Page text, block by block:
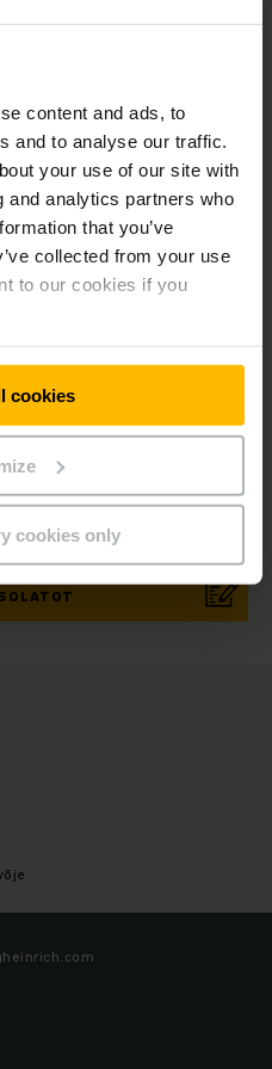
content and ads, to
and to analyse our traffic.
your use of our site with
and analytics partners who
that you’ve
collected from your use
to our cookies if you
cookies
cookies only
hogy cége is
amiket a modern,